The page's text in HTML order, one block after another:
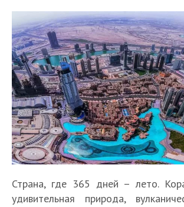
Страна, где 365 дней – лето.
удивительная природа,